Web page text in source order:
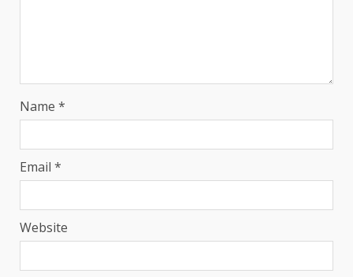
Name *
Email *
Website